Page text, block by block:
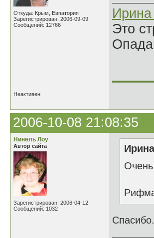
Откуда: Крым, Евпатория
Зарегистрирован: 2006-09-09
Сообщений: 12766
Это
Неактивен
2006-10-08 21:08:35
Нинель Лоу
Автор сайта
Зарегистрирован: 2006-04-12
Сообщений: 1032